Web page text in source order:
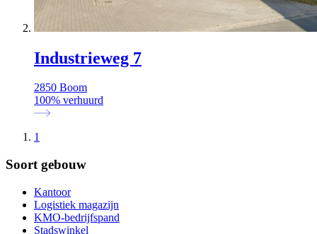
Industrieweg 7
2850 Boom
100% verhuurd
1
Soort gebouw
Kantoor
Logistiek magazijn
KMO-bedrijfspand
Stadswinkel